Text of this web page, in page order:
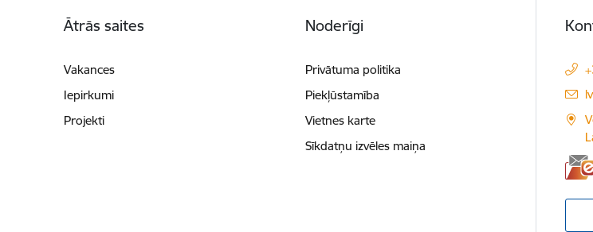
Ātrās saites
Vakances
Iepirkumi
Projekti
Noderīgi
Privātuma politika
Piekļūstamība
Vietnes karte
Sīkdatņu izvēles maiņa